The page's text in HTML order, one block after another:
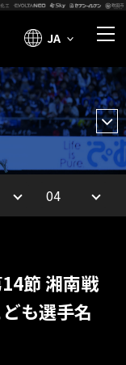
JA
節 湘南戦
も選手名